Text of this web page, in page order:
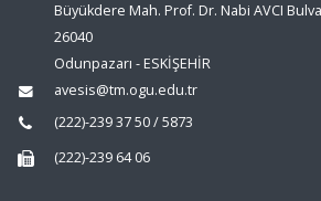
Büyükdere Mah. Prof. Dr. Nabi AVCI
26040
Odunpazarı - ESKİŞEHİR
avesis@tm.ogu.edu.tr
(222)-239 37 50 / 5873
(222)-239 64 06